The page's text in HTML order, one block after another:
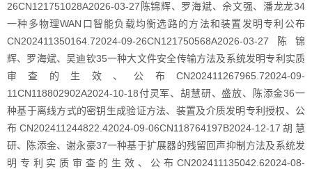
26CN121751028A2026-03-27陈锦辉、罗海斌、佘文强、潘龙龙34
一种多物理WAN口智能负载均衡选路的方法和装置发明专利公布
CN202411350164.72024-09-26CN121750568A2026-03-27陈锦
辉、罗海斌、吴迪钦35一种大文件安全传输方法及系统发明专利实质
审查的生效、公布CN202411267965.72024-09-
11CN118802902A2024-10-18付灵军、胡慧研、盛放、陈添金36一
种基于离线方式的密钥生成验证方法、装置及介质发明专利授权、公
布CN202411244822.42024-09-06CN118764197B2024-12-17胡慧
研、陈添金、谢永豪37一种基于扩展器的残留回声抑制方法及系统发
明专利实质审查的生效、公布CN202411135042.62024-08-